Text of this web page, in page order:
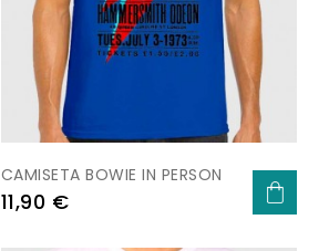
CAMISETA BOWIE IN PERSON
Preu
11,90 €